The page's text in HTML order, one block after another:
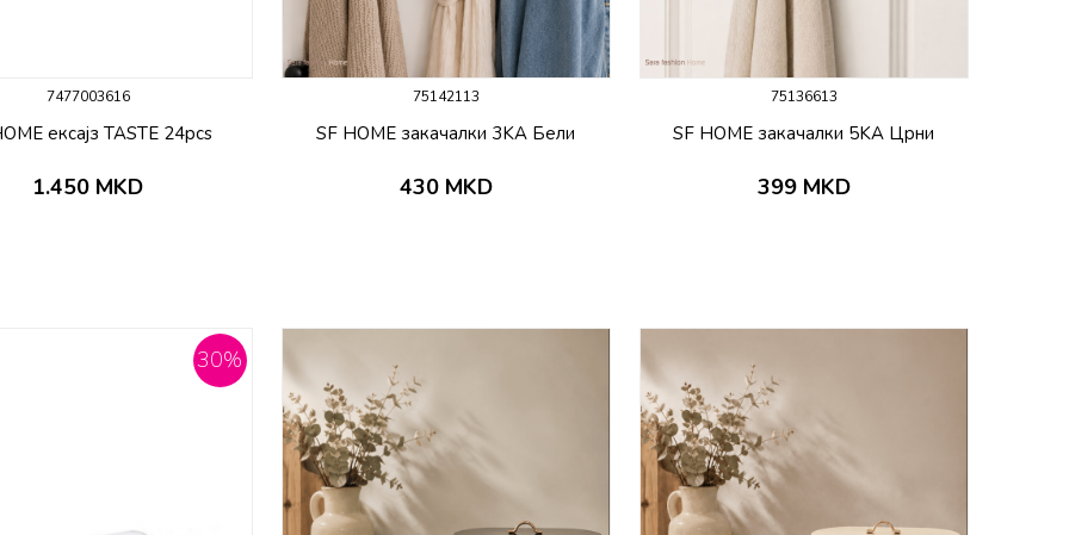
7477003616
ексајз TASTE 24pcs
1.450 MKD
75142113
SF HOME закачалки 3KA Бели
430 MKD
75136613
SF HOME закачалки 5KA Црни
399 MKD
30%